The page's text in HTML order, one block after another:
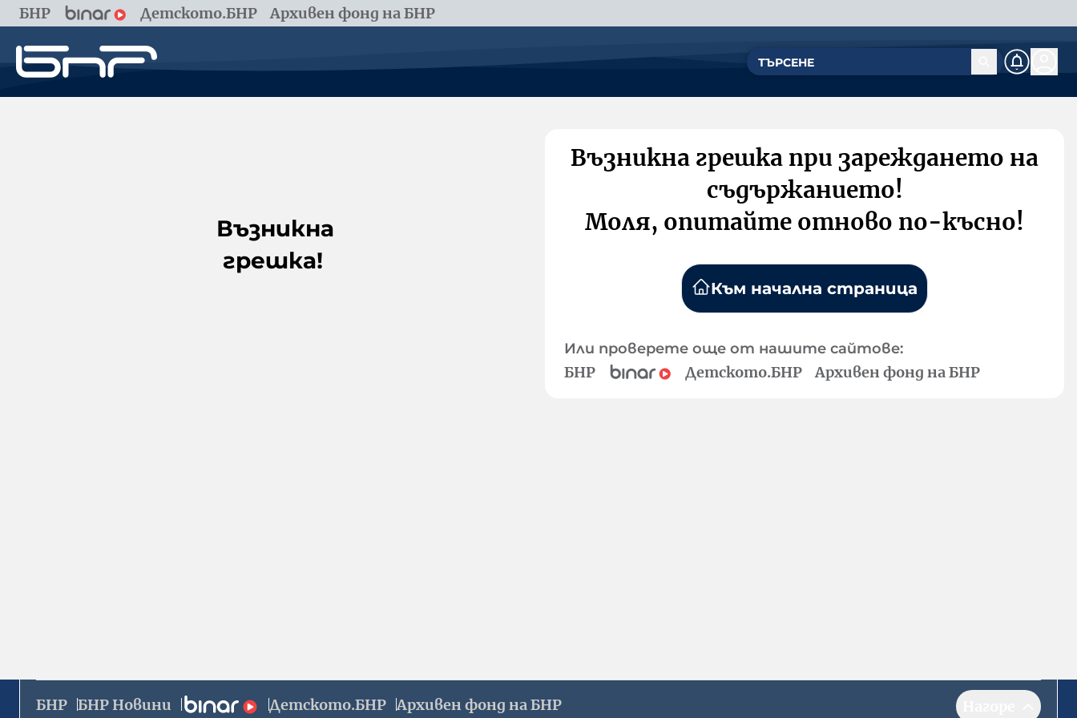
БНР Детското.БНР Архивен фонд на БНР
Възникна
грешка!
Възникна грешка при зареждането на
съдържанието!
Моля, опитайте отново по-късно!
Към начална страница
Или проверете още от нашите сайтове:
БНР Детското.БНР Архивен фонд на БНР
БНР БНР Новини Детското.БНР Архивен фонд на БНР